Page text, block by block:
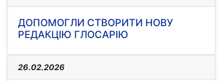
ДОПОМОГЛИ СТВОРИТИ НОВУ
РЕДАКЦІЮ ГЛОСАРІЮ
26.02.2026